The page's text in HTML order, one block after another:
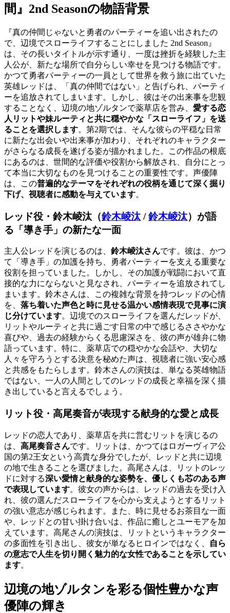
間』2nd Seasonの物語背景
『真の仲間じゃないと勇者のパーティーを追い出されたの
で、辺境でスローライフすることにしました 2nd Season』
は、その長いタイトルが示す通り、一度は挫折を経験した主
人公が、新たな場所で自分らしい幸せを見つける物語です。
かつて勇者パーティーの一員として世界を救う旅に出ていた
英雄レッドは、「真の仲間ではない」と告げられ、パーティ
ーを追放されてしまいます。しかし、彼はその出来事を悲観
することなく、辺境の地ゾルタンで薬草店を営み、 愛する恋
人リットや妹ルーティと共に穏やかな「スローライフ」を送
ることを選択します。第2期では、そんな彼らの平穏な日常
に新たな出会いや出来事が加わり、それぞれのキャラクター
がさらなる成長を遂げる姿が描かれました。この作品の根底
にあるのは、世間的な評価や役割から解放され、自分にとっ
て本当に大切なものを見つけることの重要性です。声優陣
は、この普遍的なテーマをそれぞれの役柄を通じて深く掘り
下げ、視聴者に感動を与えています。
レッド役・ 鈴木崚汰（鈴木崚汰 /鈴木崚汰） が語
る「導き手」の新たな一面
主人公レッドを演じるのは、 鈴木崚汰さんです。彼は、かつ
て「導き手」の加護を持ち、勇者パーティーを支える重要な
役割を担っていました。しかし、その加護が戦闘において直
接的な力にならないと見なされ、パーティーを追放されてし
まいます。鈴木さんは、この複雑な背景を持つレッドの心情
を、 落ち着いた声色と時に見せる温かい感情表現で見事に演
じ分けています。辺境でのスローライフを選んだレッドが、
リットやルーティと共に過ごす日常の中で感じるささやかな
喜びや、過去の経験からくる思慮深さを、彼の声が雄弁に物
語っています。特に、薬草店での穏やかな会話や、大切な
人々を守ろうとする決意を秘めた声は、視聴者に強い安心感
と共感をもたらします。鈴木さんの演技は、単なる英雄物語
ではない、一人の人間としてのレッドの成長と幸福を深く描
き出していると言えるでしょう。
リット役・高尾奏音が表現する献身的な愛と成長
レッドの恋人であり、薬草店を共に営むリットを演じるの
は、 高尾奏音さんです。リットは、かつてはロガーヴィア公
国の第2王女という高貴な身分でしたが、レッドと共に辺境
の地で生きることを選びました。高尾さんは、リットのレッ
ドに対する深い愛情と献身的な姿勢を、優しくも芯のある声
で表現しています。彼女の声からは、レッドの過去を受け入
れ、彼の選んだスローライフを心から支えようとするリット
の強い意志が感じられます。また、時に見せるお茶目な一面
や、レッドとの甘い掛け合いは、作品に癒しとユーモアを加
えています。高尾さんの演技は、リットというキャラクター
の多面性を引き出し、彼女が単なるヒロインではなく、
自ら
の意志で人生を切り開く魅力的な女性であることを示してい
ます。
辺境の地ゾルタンを彩る個性豊かな声
優陣の輝き